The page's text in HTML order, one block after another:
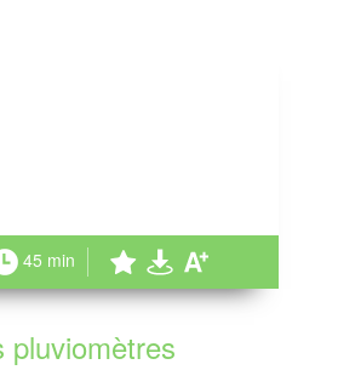
45 min
pluviomètres